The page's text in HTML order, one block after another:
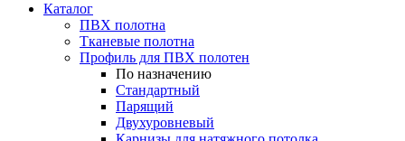
Каталог
ПВХ полотна
Тканевые полотна
Профиль для ПВХ полотен
По назначению
Стандартный
Парящий
Двухуровневый